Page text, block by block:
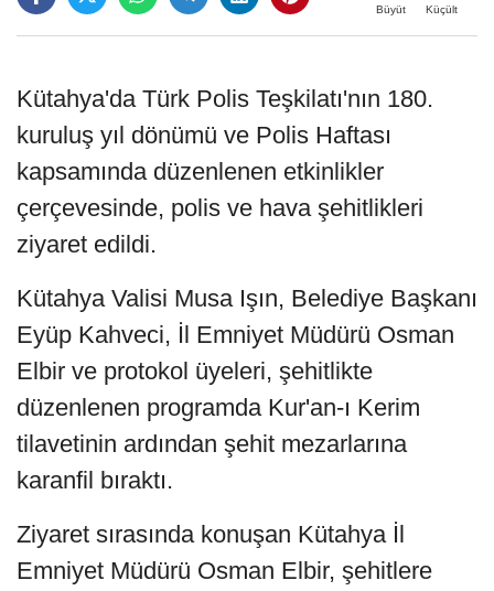
Büyüt Küçült
Kütahya'da Türk Polis Teşkilatı'nın 180.
kuruluş yıl dönümü ve Polis Haftası
kapsamında düzenlenen etkinlikler
çerçevesinde, polis ve hava şehitlikleri
ziyaret edildi.
Kütahya Valisi Musa Işın, Belediye Başkanı
Eyüp Kahveci, İl Emniyet Müdürü Osman
Elbir ve protokol üyeleri, şehitlikte
düzenlenen programda Kur'an-ı Kerim
tilavetinin ardından şehit mezarlarına
karanfil bıraktı.
Ziyaret sırasında konuşan Kütahya İl
Emniyet Müdürü Osman Elbir, şehitlere